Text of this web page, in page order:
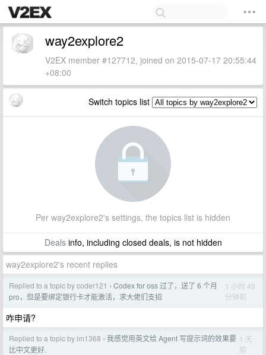
way2explore2
V2EX member #127712, joined on 2015-07-17 20:55:44
+08:00
Switch topics list
Per way2explore2's settings, the topics list is hidden
Dealsinfo, including closed deals, is not hidden
way2explore2's recent replies
Replied to a topic by coder121 › Codex for oss 过了，送了 6 个月
pro，但是要绑定银行卡才能激活，求大佬们支招
1 小时 49
分钟前
咋申请?
Replied to a topic by lm1368 › 我感觉用英文给 Agent 写提示词的效果要
比中文更好.
1 天
前